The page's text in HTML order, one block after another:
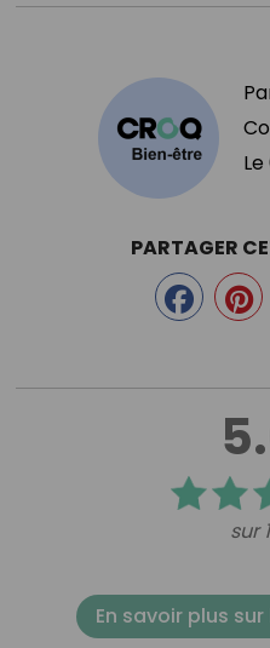
Le
sur
PARTAGER
En savoir plus